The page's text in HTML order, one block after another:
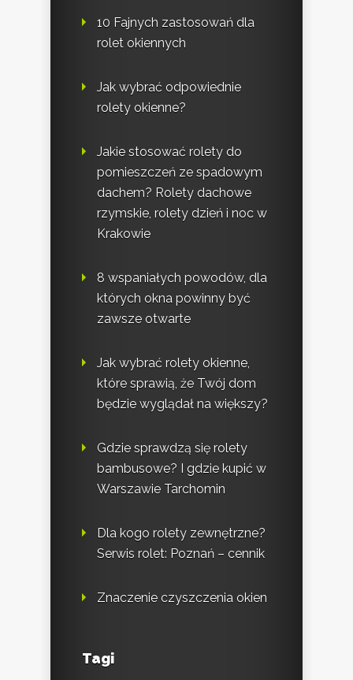
10 Fajnych zastosowań dla
rolet okiennych
Jak wybrać odpowiednie
rolety okienne?
Jakie stosować rolety do
pomieszczeń ze spadowym
dachem? Rolety dachowe
rzymskie, rolety dzień i noc w
Krakowie
8 wspaniałych powodów, dla
których okna powinny być
zawsze otwarte
Jak wybrać rolety okienne,
które sprawią, że Twój dom
będzie wyglądał na większy?
Gdzie sprawdzą się rolety
bambusowe? I gdzie kupić w
Warszawie Tarchomin
Dla kogo rolety zewnętrzne?
Serwis rolet: Poznań – cennik
Znaczenie czyszczenia okien
Tagi